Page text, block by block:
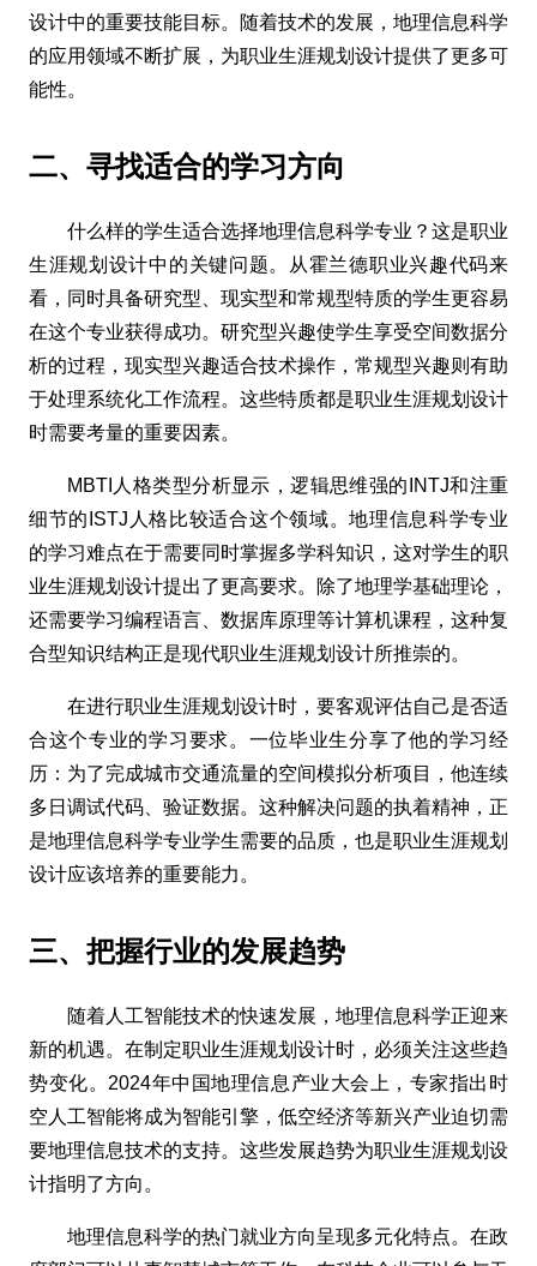
设计中的重要技能目标。随着技术的发展，地理信息科学
的应用领域不断扩展，为职业生涯规划设计提供了更多可
能性。
二、寻找适合的学习方向
什么样的学生适合选择地理信息科学专业？这是职业
生涯规划设计中的关键问题。从霍兰德职业兴趣代码来
看，同时具备研究型、现实型和常规型特质的学生更容易
在这个专业获得成功。研究型兴趣使学生享受空间数据分
析的过程，现实型兴趣适合技术操作，常规型兴趣则有助
于处理系统化工作流程。这些特质都是职业生涯规划设计
时需要考量的重要因素。
MBTI人格类型分析显示，逻辑思维强的INTJ和注重
细节的ISTJ人格比较适合这个领域。地理信息科学专业
的学习难点在于需要同时掌握多学科知识，这对学生的职
业生涯规划设计提出了更高要求。除了地理学基础理论，
还需要学习编程语言、数据库原理等计算机课程，这种复
合型知识结构正是现代职业生涯规划设计所推崇的。
在进行职业生涯规划设计时，要客观评估自己是否适
合这个专业的学习要求。一位毕业生分享了他的学习经
历：为了完成城市交通流量的空间模拟分析项目，他连续
多日调试代码、验证数据。这种解决问题的执着精神，正
是地理信息科学专业学生需要的品质，也是职业生涯规划
设计应该培养的重要能力。
三、把握行业的发展趋势
随着人工智能技术的快速发展，地理信息科学正迎来
新的机遇。在制定职业生涯规划设计时，必须关注这些趋
势变化。2024年中国地理信息产业大会上，专家指出时
空人工智能将成为智能引擎，低空经济等新兴产业迫切需
要地理信息技术的支持。这些发展趋势为职业生涯规划设
计指明了方向。
地理信息科学的热门就业方向呈现多元化特点。在政